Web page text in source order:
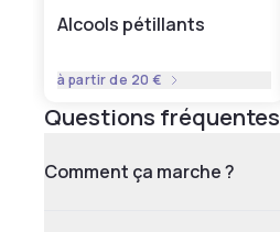
Alcools pétillants
à partir de 20 €
Questions fréquentes
Comment ça marche ?